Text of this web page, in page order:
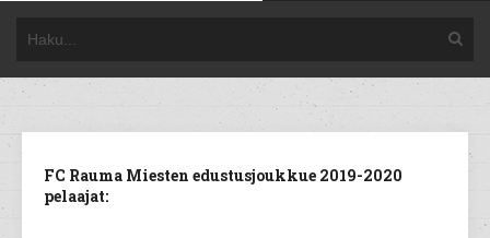
FC Rauma Miesten edustusjoukkue 2019-2020
pelaajat: